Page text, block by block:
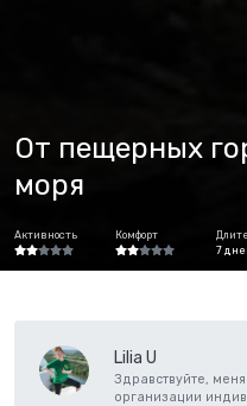
От пещерных
моря
Активность Комфорт
7
Lilia U
Здравствуйте,
организации